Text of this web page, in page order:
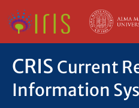
CRIS Current
Information